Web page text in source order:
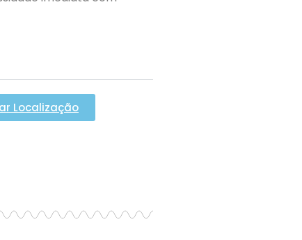
Localização